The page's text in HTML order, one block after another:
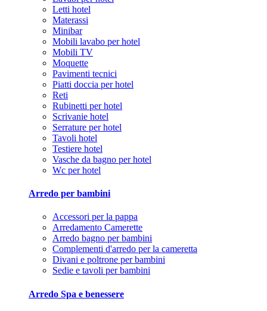
Letti hotel
Materassi
Minibar
Mobili lavabo per hotel
Mobili TV
Moquette
Pavimenti tecnici
Piatti doccia per hotel
Reti
Rubinetti per hotel
Scrivanie hotel
Serrature per hotel
Tavoli hotel
Testiere hotel
Vasche da bagno per hotel
Wc per hotel
Arredo per bambini
Accessori per la pappa
Arredamento Camerette
Arredo bagno per bambini
Complementi d'arredo per la cameretta
Divani e poltrone per bambini
Sedie e tavoli per bambini
Arredo Spa e benessere